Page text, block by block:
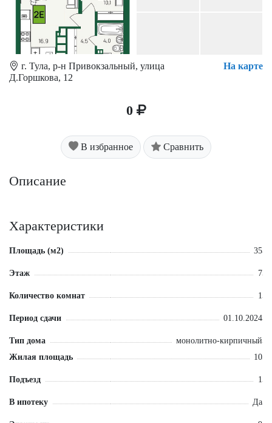
г. Тула, р-н Привокзальный, улица
Д.Горшкова, 12
На карте
0
В избранное Сравнить
Описание
Характеристики
Площадь (м2) 35
Этаж 7
Количество комнат 1
Период сдачи 01.10.2024
Тип дома
монолитно-кирпичный
Жилая площадь
10
Подъезд 1
В ипотеку Да